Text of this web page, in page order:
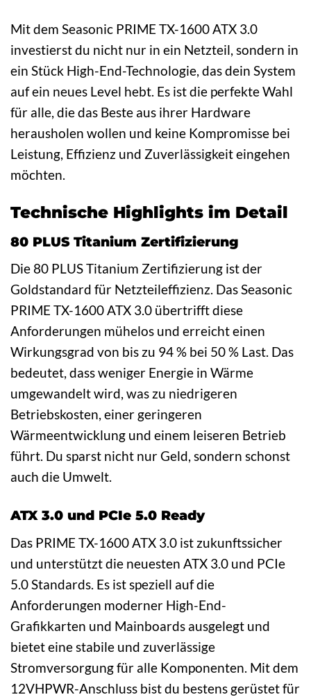
Mit dem Seasonic PRIME TX-1600 ATX 3.0
investierst du nicht nur in ein Netzteil, sondern in
ein Stück High-End-Technologie, das dein System
auf ein neues Level hebt. Es ist die perfekte Wahl
für alle, die das Beste aus ihrer Hardware
herausholen wollen und keine Kompromisse bei
Leistung, Effizienz und Zuverlässigkeit eingehen
möchten.
Technische Highlights im Detail
80 PLUS Titanium Zertifizierung
Die 80 PLUS Titanium Zertifizierung ist der
Goldstandard für Netzteileffizienz. Das Seasonic
PRIME TX-1600 ATX 3.0 übertrifft diese
Anforderungen mühelos und erreicht einen
Wirkungsgrad von bis zu 94 % bei 50 % Last. Das
bedeutet, dass weniger Energie in Wärme
umgewandelt wird, was zu niedrigeren
Betriebskosten, einer geringeren
Wärmeentwicklung und einem leiseren Betrieb
führt. Du sparst nicht nur Geld, sondern schonst
auch die Umwelt.
ATX 3.0 und PCIe 5.0 Ready
Das PRIME TX-1600 ATX 3.0 ist zukunftssicher
und unterstützt die neuesten ATX 3.0 und PCIe
5.0 Standards. Es ist speziell auf die
Anforderungen moderner High-End-
Grafikkarten und Mainboards ausgelegt und
bietet eine stabile und zuverlässige
Stromversorgung für alle Komponenten. Mit dem
12VHPWR-Anschluss bist du bestens gerüstet für